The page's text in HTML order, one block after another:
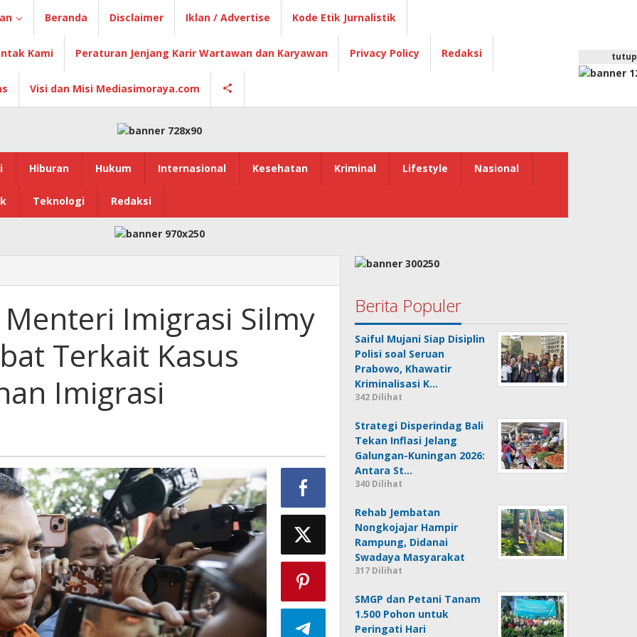
Beranda Disclaimer Iklan / Advertise Kode Etik Jurnalistik
Kami Peraturan Jenjang Karir Wartawan dan Karyawan Privacy Policy Redaksi
Visi dan Misi Mediasimoraya.com
Hiburan Hukum Internasional Kesehatan Kriminal Lifestyle Nasional
Teknologi Redaksi
tutup
Menteri Imigrasi Silmy
Terkait Kasus
Imigrasi
Berita Populer
Saiful Mujani Siap Disiplin
Polisi soal Seruan
Prabowo, Khawatir
Kriminalisasi K…
342 Dilihat
Strategi Disperindag Bali
Tekan Inflasi Jelang
Galungan-Kuningan 2026:
Antara St…
340 Dilihat
Rehab Jembatan
Nongkojajar Hampir
Rampung, Didanai
Swadaya Masyarakat
317 Dilihat
SMGP dan Petani Tanam
1.500 Pohon untuk
Peringati Hari